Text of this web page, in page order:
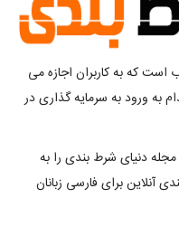
که به کاربران اجازه می
به ورود به سرمایه گذاری در
دنیای شرط بندی را به
آنلاین برای فارسی زبانان